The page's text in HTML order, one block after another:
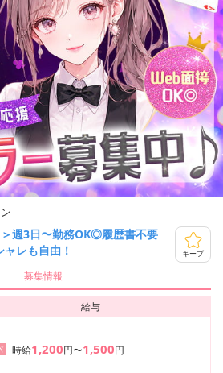
週3日〜勤務OK◎履歴書不要
レも自由！
キープ
募集情報
給与
時給1,200円〜1,500円